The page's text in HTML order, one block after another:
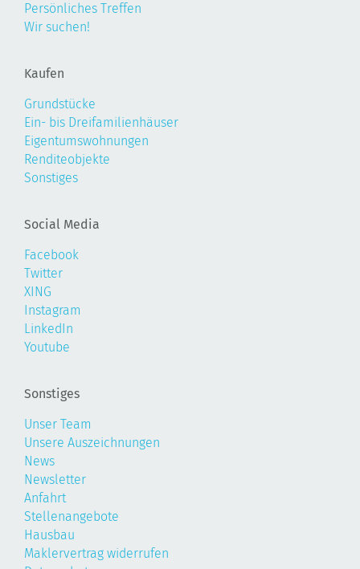
Persönliches Treffen
Wir suchen!
Kaufen
Grundstücke
Ein- bis Dreifamilienhäuser
Eigentumswohnungen
Renditeobjekte
Sonstiges
Social Media
Facebook
Twitter
XING
Instagram
LinkedIn
Youtube
Sonstiges
Unser Team
Unsere Auszeichnungen
News
Newsletter
Anfahrt
Stellenangebote
Hausbau
Maklervertrag widerrufen